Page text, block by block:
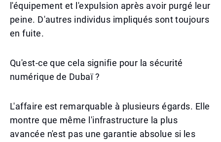
l'équipement et l'expulsion après avoir purgé leur
peine. D'autres individus impliqués sont toujours
en fuite.
Qu'est-ce que cela signifie pour la sécurité
numérique de Dubaï ?
L'affaire est remarquable à plusieurs égards. Elle
montre que même l'infrastructure la plus
avancée n'est pas une garantie absolue si les